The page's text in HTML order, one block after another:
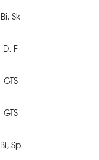
Bi, Sk
D, F
GTS
GTS
Bi, Sp